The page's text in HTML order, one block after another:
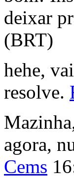
deixar
(BRT)
hehe,
resolve.
agora,
Cems